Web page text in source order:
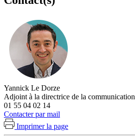
Yannick Le Dorze
Adjoint à la directrice de la communication
01 55 04 02 14
Contacter par mail
Imprimer la page